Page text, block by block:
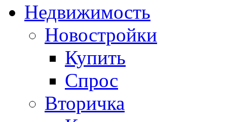
Недвижимость
Новостройки
Купить
Спрос
Вторичка